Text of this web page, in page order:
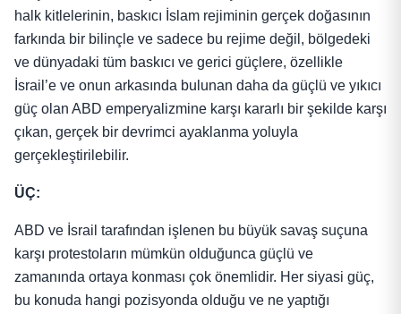
halk kitlelerinin, baskıcı İslam rejiminin gerçek doğasının
farkında bir bilinçle ve sadece bu rejime değil, bölgedeki
ve dünyadaki tüm baskıcı ve gerici güçlere, özellikle
İsrail’e ve onun arkasında bulunan daha da güçlü ve yıkıcı
güç olan ABD emperyalizmine karşı kararlı bir şekilde karşı
çıkan, gerçek bir devrimci ayaklanma yoluyla
gerçekleştirilebilir.
ÜÇ:
ABD ve İsrail tarafından işlenen bu büyük savaş suçuna
karşı protestoların mümkün olduğunca güçlü ve
zamanında ortaya konması çok önemlidir. Her siyasi güç,
bu konuda hangi pozisyonda olduğu ve ne yaptığı